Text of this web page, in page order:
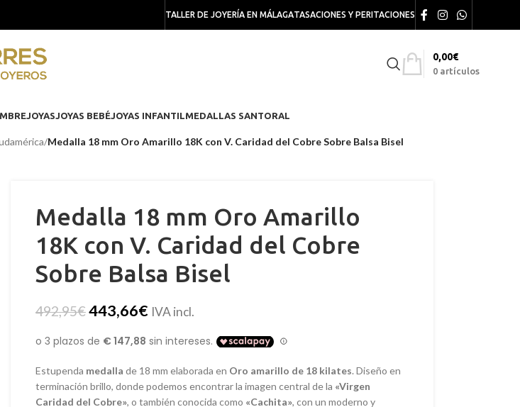
TALLER DE JOYERÍA EN MÁLAGATASACIONES Y PERITACIONES
0 artículos
0,00€
JOYASJOYAS BEBÉJOYAS INFANTILMEDALLAS SANTORAL
/Medalla 18 mm Oro Amarillo 18K con V. Caridad del Cobre Sobre Balsa Bisel
Medalla 18 mm Oro Amarillo
18K con V. Caridad del Cobre
Sobre Balsa Bisel
492,95€443,66€ IVA incl.
Estupenda medalla de 18 mm elaborada en Oro amarillo de 18 kilates. Diseño en
terminación brillo, donde podemos encontrar la imagen central de la «Virgen
Caridad del Cobre», o también conocida como «Cachita», con un moderno y